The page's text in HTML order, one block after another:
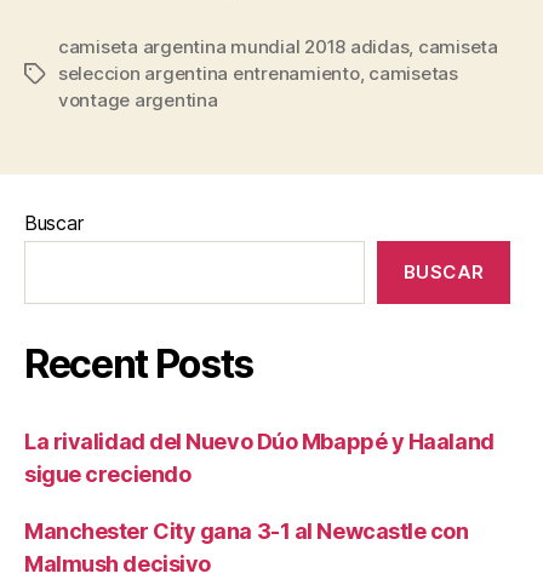
Etiquetas
camiseta argentina mundial 2018 adidas, camiseta
seleccion argentina entrenamiento, camisetas
vontage argentina
Buscar
BUSCAR
Recent Posts
La rivalidad del Nuevo Dúo Mbappé y Haaland
sigue creciendo
Manchester City gana 3-1 al Newcastle con
Malmush decisivo